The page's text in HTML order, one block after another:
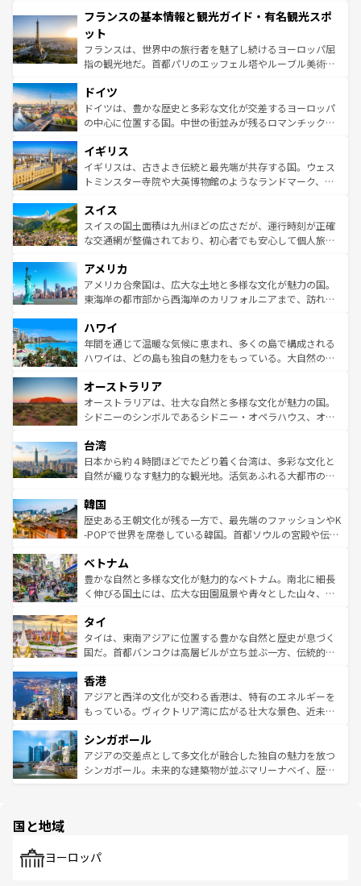
ませてくれるイタリアで、忘れられない旅をしてみよう！
なお、新着のイタリア情報は
しい。
文化が根付くこの国では、情熱的なフラメンコ、熱気あふ
れる闘牛、そして美味しいタパスが生活の一部となってい
る。首都マドリードの洗練された雰囲気や、バルセロナの
アートに溢れた街角から、地方では古代ローマ遺跡や中世
せる。地方によって風土や気候が異なるスペインはその個
性で訪れる人を魅了する。 なお、新着のスペイン情報は コ
ンテンツ一覧を参照してほしい。
フランスの基本情報と観光ガイド・有名観光スポ
ット
フランスは、世界中の旅行者を魅了し続けるヨーロッパ屈
指の観光地だ。首都パリのエッフェル塔やルーブル美術館
で、幅広い魅力が詰まっている。華麗な宮殿、歴史的な大
聖堂、美しいビーチ、そして豊かな自然が、訪れる者を心
から魅了する。また、フランスは美食の国としても知ら
いる。シャンパンの発祥地であるランス、プロヴァンスの
香り高いラベンダー畑など、多彩な楽しみ方が可能だ。さ
らに、パリ以外の地域にも魅力が溢れており、どの街角に
れる地方に足を運ぶとそれぞれで全く異なる文化を体験で
きるだろう。 なお、新着のフランス情報はコンテンツ一覧
を参照してほしい。
ドイツ
ドイツは、豊かな歴史と多彩な文化が交差するヨーロッパ
の中心に位置する国。中世の街並みが残るロマンチック街
顔を持つこの国は、どこを歩いても飽きることがない。ベ
ルリンの文化的活気、バイエルン州のアルプスの絶景、そ
してライン川沿いのワイン畑といった風景は必見。ビール
は、お酒好きな人にはぜひ体験してほしい。 なお、新着の
ドイツ情報はコンテンツ一覧を参照してほしい。
イギリス
イギリスは、古きよき伝統と最先端が共存する国。ウェス
トミンスター寺院や大英博物館のようなランドマーク、歴
リアごとに異なる魅力がある。また、優雅なアフタヌーン
ティー、ビール好きにはたまらない英国パブ、サッカー観
戦など、本場だからこそできる体験も豊富。イギリスを旅
ンツ一覧を参照してほしい。
スイス
スイスの国土面積は九州ほどの広さだが、運行時刻が正確
な交通網が整備されており、初心者でも安心して個人旅行
の建物がそのまま残る町や、スイスならではのユニークな
博物館もあり、アルプス観光だけでなく町歩きも満喫する
ことができる。国民の所得が高いため物価も高いが、旅行
ば市内交通費無料で観光を楽しむこともできる。 なお、新
着のスイス情報はコンテンツ一覧 を参照してほしい。
アメリカ
アメリカ合衆国は、広大な土地と多様な文化が魅力の国。
東海岸の都市部から西海岸のカリフォルニアまで、訪れる
のような巨大都市は、観光、ショッピング、エンターテイ
ンメントが詰まった刺激的なスポットだ。一方、アメリカ
西部には大自然が広がり、グランドキャニオンやイエロー
部のニューオーリンズでは、音楽と美食が融合した独特の
文化が魅力。旅行者はアメリカの各地域で異なる魅力を楽
しみながら、その多様性と豊かな歴史を感じることができ
ならではの贅沢な旅のスタイルだ。 なお、新着のアメリカ
情報はコンテンツ一覧を参照してほしい。
ハワイ
年間を通じて温暖な気候に恵まれ、多くの島で構成される
ハワイは、どの島も独自の魅力をもっている。大自然の神
ワイ島は見逃せない。また、定番の観光地といえばオアフ
島だが、静かな自然を求めるならマウイ島やカウアイ島が
おすすめ。エメラルドグリーンに輝く海をはじめ、豊かな
れるおもてなしの心で訪れる人々を迎えてくれるハワイの
人々、おいしいローカルフードやハワイアンミュージッ
ク、伝統的なフラダンスなど、すべてがハワイの魅力を彩
ワイを、存分に味わってほしい。 なお、新着のハワイ情報
はコンテンツ一覧を参照してほしい。
オーストラリア
オーストラリアは、壮大な自然と多様な文化が魅力の国。
シドニーのシンボルであるシドニー・オペラハウス、オー
リアリーフや大陸中央部にそびえるウルル（エアーズロッ
ク）、タスマニアの美しい原生林やケアンズの熱帯雨林な
ど、見どころがたくさん。また、カフェやワイン、オージ
いる。アクティビティも充実しており、サーフィンやダイ
ビング、ハイキングなど、アウトドア好きにはたまらな
い。オーストラリアの多彩な魅力を存分に味わいつくそ
参照してほしい。
台湾
日本から約４時間ほどでたどり着く台湾は、多彩な文化と
自然が織りなす魅力的な観光地。活気あふれる大都市の台
ン）、静ひつな山岳地帯である台湾東部など、都市の喧騒
と山間の静けさが共存しており、訪れる人に新しい発見と
驚きをもたらしてくれる。また、奥深い台湾の食文化も魅
容にもいいと評判のスイーツなど、バラエティ豊かな料理
が味わえる。 なお、新着の台湾情報は コンテンツ一覧を参
照してほしい。
韓国
歴史ある王朝文化が残る一方で、最先端のファッションやK
-POPで世界を席巻している韓国。首都ソウルの宮殿や伝統
き、地方に足を延ばせば四季折々の自然美を楽しむことが
できる。そして、キムチや焼肉、絶品のストリートフード
まで、さまざまな韓国料理が待っている。夜には、韓国な
リティに包まれながら、韓国の多彩な魅力を心ゆくまで味
わってみてほしい。 なお、新着の韓国情報はコンテンツ一
覧を参照してほしい。
ベトナム
豊かな自然と多様な文化が魅力的なベトナム。南北に細長
く伸びる国土には、広大な田園風景や青々とした山々、世
急速な発展と共に伝統が息づく。ハノイの古い町並みやホ
ーチミン市のフランス統治時代の建物も、独特の雰囲気を
醸し出している。また、バラエティの豊かさとおいしさで
とつ。フォーやバインミー、ベトナムコーヒーなどは、ぜ
ひ現地で味わいたい。どの地域を訪れてもあたたかい人々
が旅行者を迎えてくれるので、きっと忘れられない旅にな
参照してほしい。
タイ
タイは、東南アジアに位置する豊かな自然と歴史が息づく
国だ。首都バンコクは高層ビルが立ち並ぶ一方、伝統的な
の活気が交差している。北部ではチェンマイなどの山岳地
帯で自然と触れ合い、南部ではプーケットやクラビの美し
いビーチでリゾート気分を楽しむことができる。タイ料理
激する。気候は一年中温暖で、どの季節にも異なる楽しみ
が待っている。親しみやすいタイの人々、仏教を中心とし
た文化、そして多様な観光資源が、訪れる旅人を魅了し続
香港
アジアと西洋の文化が交わる香港は、特有のエネルギーを
もっている。ヴィクトリア湾に広がる壮大な景色、近未来
み、どこを訪れても感動するはず。観光スポットが密集し
ており、効率よく見どころを回れるのも魅力。息をのむよ
うな絶景から文化的な体験まで、香港を存分に楽しみ尽く
シンガポール
アジアの交差点として多文化が融合した独自の魅力を放つ
シンガポール。未来的な建築物が並ぶマリーナベイ、歴史
で、ホーカーズは地元の風情を楽しめる外せないスポット
国と地域
ヨーロッパ